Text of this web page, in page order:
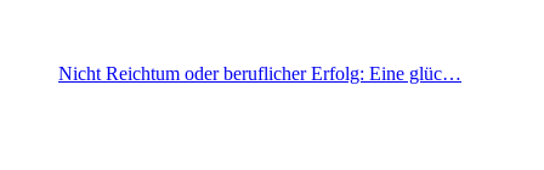
Nicht Reichtum oder beruflicher Erfolg: Eine glüc…